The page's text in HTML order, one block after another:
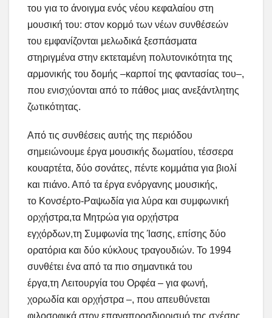
του για το άνοιγμα ενός νέου κεφαλαίου στη
μουσική του: στον κορμό των νέων συνθέσεών
του εμφανίζονται μελωδικά ξεσπάσματα
στηριγμένα στην εκτεταμένη πολυτονικότητα της
αρμονικής του δομής –καρποί της φαντασίας του–,
που ενισχύονται από το πάθος μιας ανεξάντλητης
ζωτικότητας.
Από τις συνθέσεις αυτής της περιόδου
σημειώνουμε έργα μουσικής δωματίου, τέσσερα
κουαρτέτα, δύο σονάτες, πέντε κομμάτια για βιολί
και πιάνο. Από τα έργα ενόργανης μουσικής,
το Κονσέρτο-Ραψωδία για λύρα και συμφωνική
ορχήστρα,τα Μητρώα για ορχήστρα
εγχόρδων,τη Συμφωνία της Ίασης, επίσης δύο
ορατόρια και δύο κύκλους τραγουδιών. Το 1994
συνθέτει ένα από τα πιο σημαντικά του
έργα,τη Λειτουργία του Ορφέα – για φωνή,
χορωδία και ορχήστρα –, που απευθύνεται